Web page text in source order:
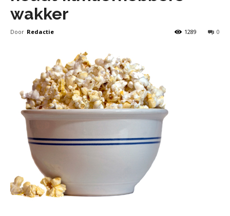
wakker
Door Redactie 0
1289